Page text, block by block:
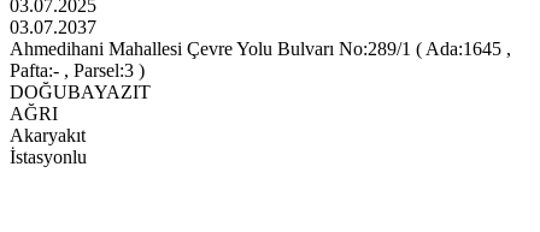
03.07.2025
03.07.2037
Ahmedihani Mahallesi Çevre Yolu Bulvarı No:289/1 ( Ada:1645 ,
Pafta:- , Parsel:3 )
DOĞUBAYAZIT
AĞRI
Akaryakıt
İstasyonlu